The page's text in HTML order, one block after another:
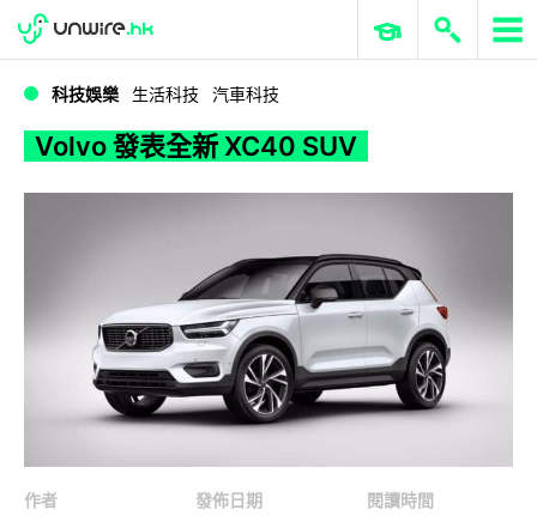
Volvo 發表全新 XC40 SUV
WWDC 2026 ERP 與商業 AI
科技娛樂 生活科技 汽車科技
Volvo 發表全新 XC40 SUV
作者
發佈日期
閱讀時間